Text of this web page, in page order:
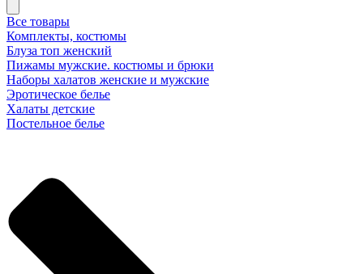
Все товары
Комплекты, костюмы
Блуза топ женский
Пижамы мужские. костюмы и брюки
Наборы халатов женские и мужские
Эротическое белье
Халаты детские
Постельное белье